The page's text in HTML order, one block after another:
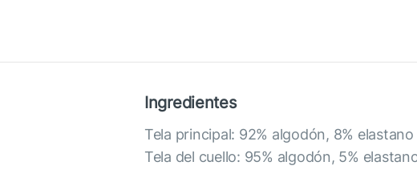
Ingredientes
Tela principal: 92% algodón, 8% elastano
Tela del cuello: 95% algodón, 5%